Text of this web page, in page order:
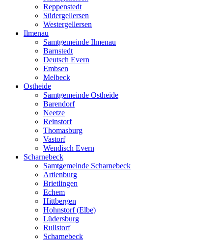
Reppenstedt
Südergellersen
Westergellersen
Ilmenau
Samtgemeinde Ilmenau
Barnstedt
Deutsch Evern
Embsen
Melbeck
Ostheide
Samtgemeinde Ostheide
Barendorf
Neetze
Reinstorf
Thomasburg
Vastorf
Wendisch Evern
Scharnebeck
Samtgemeinde Scharnebeck
Artlenburg
Brietlingen
Echem
Hittbergen
Hohnstorf (Elbe)
Lüdersburg
Rullstorf
Scharnebeck